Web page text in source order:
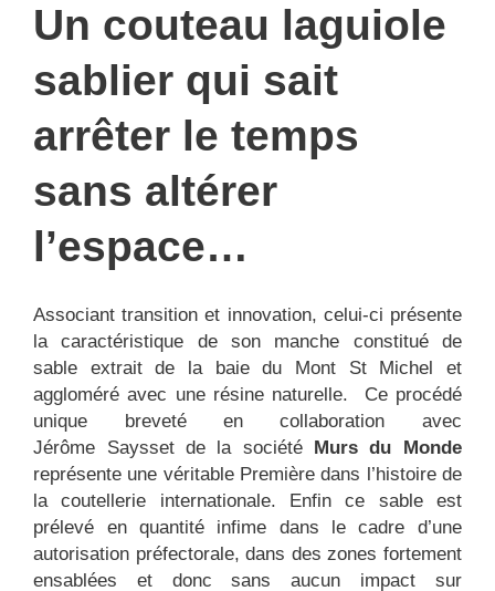
Un couteau laguiole
sablier qui sait
arrêter le temps
sans altérer
l’espace…
Associant transition et innovation, celui-ci présente
la caractéristique de son manche constitué de
sable extrait de la baie du Mont St Michel et
aggloméré avec une résine naturelle. Ce procédé
unique breveté en collaboration avec
Jérôme Saysset de la société Murs du Monde
représente une véritable Première dans l’histoire de
la coutellerie internationale. Enfin ce sable est
prélevé en quantité infime dans le cadre d’une
autorisation préfectorale, dans des zones fortement
ensablées et donc sans aucun impact sur